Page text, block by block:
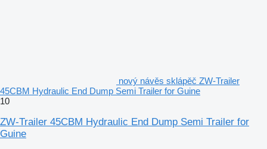
nový návěs sklápěč ZW-Trailer
45CBM Hydraulic End Dump Semi Trailer for Guine
10
ZW-Trailer 45CBM Hydraulic End Dump Semi Trailer for
Guine